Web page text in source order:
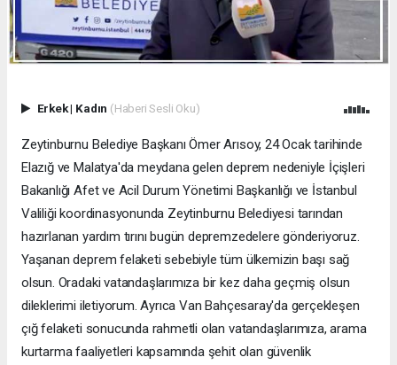
Erkek| Kadın (Haberi Sesli Oku)
Zeytinburnu Belediye Başkanı Ömer Arısoy, 24 Ocak tarihinde
Elazığ ve Malatya'da meydana gelen deprem nedeniyle İçişleri
Bakanlığı Afet ve Acil Durum Yönetimi Başkanlığı ve İstanbul
Valiliği koordinasyonunda Zeytinburnu Belediyesi tarından
hazırlanan yardım tırını bugün depremzedelere gönderiyoruz.
Yaşanan deprem felaketi sebebiyle tüm ülkemizin başı sağ
olsun. Oradaki vatandaşlarımıza bir kez daha geçmiş olsun
dileklerimi iletiyorum. Ayrıca Van Bahçesaray'da gerçekleşen
çığ felaketi sonucunda rahmetli olan vatandaşlarımıza, arama
kurtarma faaliyetleri kapsamında şehit olan güvenlik